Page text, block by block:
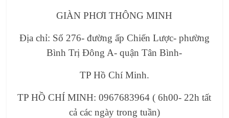
GIÀN PHƠI THÔNG MINH
Địa chỉ: Số 276- đường ấp Chiến Lược- phường
Bình Trị Đông A- quận Tân Bình-
TP Hồ Chí Minh.
TP HỒ CHÍ MINH: 0967683964 ( 6h00- 22h tất
cả các ngày trong tuần)